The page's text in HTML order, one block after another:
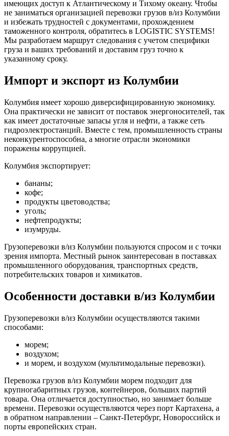
имеющих доступ к Атлантическому и Тихому океану. Чтобы
не заниматься организацией перевозки грузов в/из Колумбии
и избежать трудностей с документами, прохождением
таможенного контроля, обратитесь в LOGISTIC SYSTEMS!
Мы разработаем маршрут следования с учетом специфики
груза и ваших требований и доставим груз точно к
указанному сроку.
Импорт и экспорт из Колумбии
Колумбия имеет хорошо диверсифицированную экономику.
Она практически не зависит от поставок энергоносителей, так
как имеет достаточные запасы угля и нефти, а также сеть
гидроэлектростанций. Вместе с тем, промышленность страны
неконкурентоспособна, а многие отрасли экономики
поражены коррупцией.
Колумбия экспортирует:
бананы;
кофе;
продукты цветоводства;
уголь;
нефтепродукты;
изумруды.
Грузоперевозки в/из Колумбии пользуются спросом и с точки
зрения импорта. Местный рынок заинтересован в поставках
промышленного оборудования, транспортных средств,
потребительских товаров и химикатов.
Особенности доставки в/из Колумбии
Грузоперевозки в/из Колумбии осуществляются такими
способами:
морем;
воздухом;
и морем, и воздухом (мультимодальные перевозки).
Перевозка грузов в/из Колумбии морем подходит для
крупногабаритных грузов, контейнеров, больших партий
товара. Она отличается доступностью, но занимает больше
времени. Перевозки осуществляются через порт Картахена, а
в обратном направлении – Санкт-Петербург, Новороссийск и
порты европейских стран.